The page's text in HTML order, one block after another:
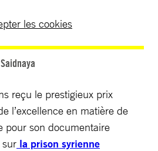
les cookies
reçu le prestigieux prix
l’excellence en matière de
pour son documentaire
la prison syrienne